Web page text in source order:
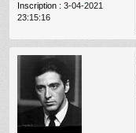
Inscription : 3-04-2021
23:15:16